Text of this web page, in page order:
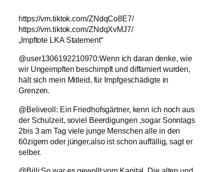
https://vm.tiktok.com/ZNdqCo8E7/
https://vm.tiktok.com/ZNdqXvMJ7/
„Impftote LKA Statement“
@user1306192210970:Wenn ich daran denke, wie
wir Ungeimpften beschimpft und diffamiert wurden,
hält sich mein Mitleid, für Impfgeschädigte in
Grenzen.
@Beliveoll: Ein Friedhofsgärtner, kenn ich noch aus
der Schulzeit, soviel Beerdigungen ,sogar Sonntags
2bis 3 am Tag viele junge Menschen alle in den
60zigern oder jünger,also ist schon auffällig, sagt er
selber.